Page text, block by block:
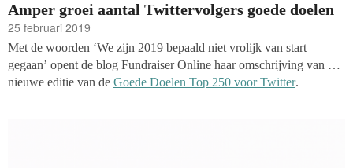
Amper groei aantal Twittervolgers goede doelen
25 februari 2019
Met de woorden ‘We zijn 2019 bepaald niet vrolijk van start
gegaan’ opent de blog Fundraiser Online haar omschrijving van de
nieuwe editie van de Goede Doelen Top 250 voor Twitter.